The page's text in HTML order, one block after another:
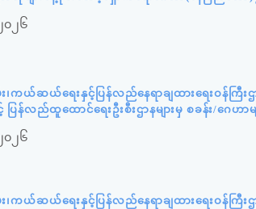
၀၂၆
ကယ်ဆယ်ရေးနှင့်ပြန်လည်နေရာချထားရေးဝန်က
င့် ပြန်လည်ထူထောင်ရေးဦးစီးဌာနများမှ စခန်း/ဂေဟ
၀၂၆
ကယ်ဆယ်ရေးနှင့်ပြန်လည်နေရာချထားရေးဝန်ကြီး